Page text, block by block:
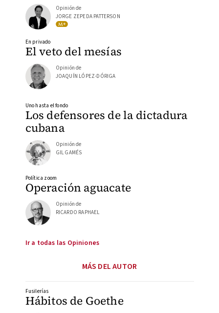
Opinión de
JORGE ZEPEDA PATTERSON
El veto del mesías
En privado
Opinión de
JOAQUÍN LÓPEZ-DÓRIGA
Los defensores de la dictadura
cubana
Uno hasta el fondo
Opinión de
GIL GAMÉS
Operación aguacate
Política zoom
Opinión de
RICARDO RAPHAEL
Ir a todas las Opiniones
MÁS DEL AUTOR
Hábitos de Goethe
Fusilerías